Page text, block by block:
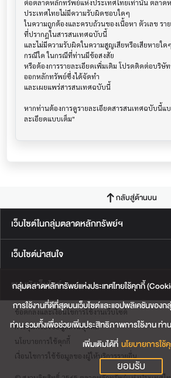
กลุ่มตลาดหลักทรัพย์แห่งประเทศไทยใช้คุกกี้
การใช้งานที่ดีที่สุดบนเว็บไซต์และแอปพลิเคชันของ
ท่าน รวมทั้งเพื่อช่วยเพิ่มประสิทธิภาพการใช้งาน ท่
เพิ่มเติมได้ที่ นโยบายการใช้
ยอมรับ
ต่อตลาดหลักทรัพย์แห่งประเทศไทยเท่านั้น ตลาด
ประเทศไทยไม่มีความรับผิดชอบใดๆ
ในความถูกต้องและครบถ้วนของเนื้อหา ตัวเลข ร
ที่ปรากฎในสารสนเทศฉบับนี้
และไม่มีความรับผิดในความสูญเสียหรือเสียหายใด
กรณีใด ในกรณีที่ท่านมีข้อสงสัย
หรือต้องการรายละเอียดเพิ่มเติม โปรดติดต่อบริ
ออกหลักทรัพย์ซึ่งได้จัดทำ
และเผยแพร่สารสนเทศฉบับนี้
หากท่านต้องการดูรายละเอียดสารสนเทศฉบับนี้แ
กลับสู่ด้านบน
เว็บไซต์ในกลุ่มตลาดหลักทรัพย์ฯ
เว็บไซต์น่าสนใจ
แผนผังเว็บไซต์
ข้อตกลงและเงื่อนไขการใช้งานเว็บไซต์
การคุ้มครองข้อมูลส่วนบุคคล
นโยบายการใช้คุกกี้
เงื่อนไขการใช้ข้อมูลของผู้ให้บริการรายอื่น